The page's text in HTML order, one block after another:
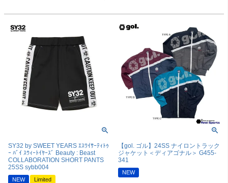
SY32 by SWEET YEARS ｴｽﾜｲｻｰﾃｨﾄｩ
ｰ ﾊﾞｲ ｽｳｨｰﾄｲﾔｰｽﾞ Beauty : Beast
COLLABORATION SHORT PANTS
25SS sybb004
NEW Limited
【gol. ゴル】24SS ナイロントラック
ジャケット＜ディアゴナル＞ G455-
341
NEW